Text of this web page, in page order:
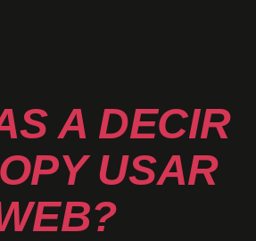
A DECIR
USAR